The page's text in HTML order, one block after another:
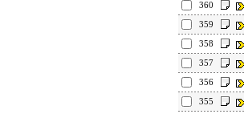
360
359
358
357
356
355